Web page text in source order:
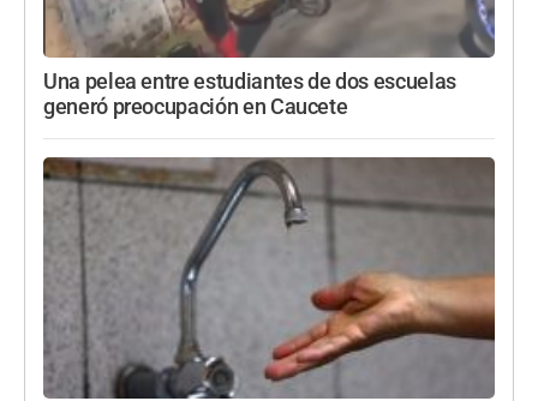
Una pelea entre estudiantes de dos escuelas
generó preocupación en Caucete